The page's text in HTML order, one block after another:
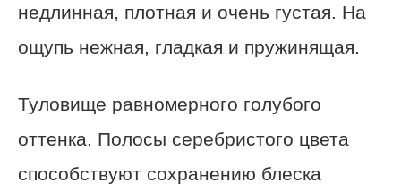
недлинная, плотная и очень густая. На
ощупь нежная, гладкая и пружинящая.
Туловище равномерного голубого
оттенка. Полосы серебристого цвета
способствуют сохранению блеска